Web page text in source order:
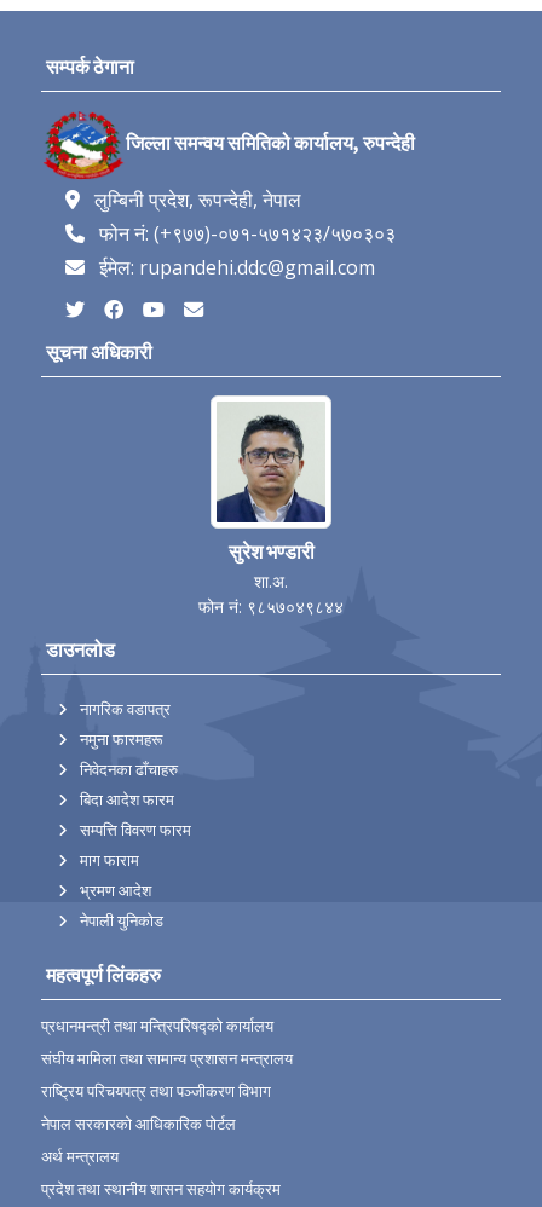
सम्पर्क ठेगाना
जिल्ला समन्वय समितिको कार्यालय, रुपन्देही
लुम्बिनी प्रदेश, रूपन्देही, नेपाल
फोन नं: (+९७७)-०७१-५७१४२३/५७०३०३
ईमेल: rupandehi.ddc@gmail.com
सूचना अधिकारी
सुरेश भण्डारी
शा.अ.
फोन नं: ९८५७०४९८४४
डाउनलोड
नागरिक वडापत्र
नमुना फारमहरू
निवेदनका ढाँचाहरु
बिदा आदेश फारम
सम्पत्ति विवरण फारम
माग फाराम
भ्रमण आदेश
नेपाली युनिकोड
महत्वपूर्ण लिंकहरु
प्रधानमन्त्री तथा मन्त्रिपरिषद्को कार्यालय
संघीय मामिला तथा सामान्य प्रशासन मन्त्रालय
राष्ट्रिय परिचयपत्र तथा पञ्‍जीकरण विभाग
नेपाल सरकारको आधिकारिक पोर्टल
अर्थ मन्त्रालय
प्रदेश तथा स्थानीय शासन सहयोग कार्यक्रम